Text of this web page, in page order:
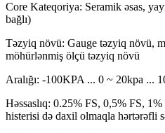
Core Kateqoriya: Seramik əsas,
bağlı)
Təzyiq növü: Gauge təzyiq növü,
möhürlənmiş ölçü təzyiq növü
Aralığı: -100KPA ... 0 ~ 20kpa ...
Həssaslıq: 0.25% FS, 0,5% FS,
histerisi də daxil olmaqla hərtərəfli